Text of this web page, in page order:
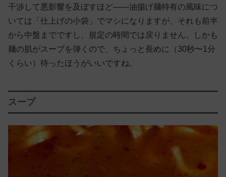
干渉して悪影響を及ぼすほど——油揚げ麺特有の風味につ
いては「仕上げの小袋」でマシになりますが、それも前半
から中盤までですし、規定の時間では戻りません。しかも
麺の肌がスープを弾くので、ちょっと長めに（30秒〜1分
くらい）待ったほうがいいですね。
スープ